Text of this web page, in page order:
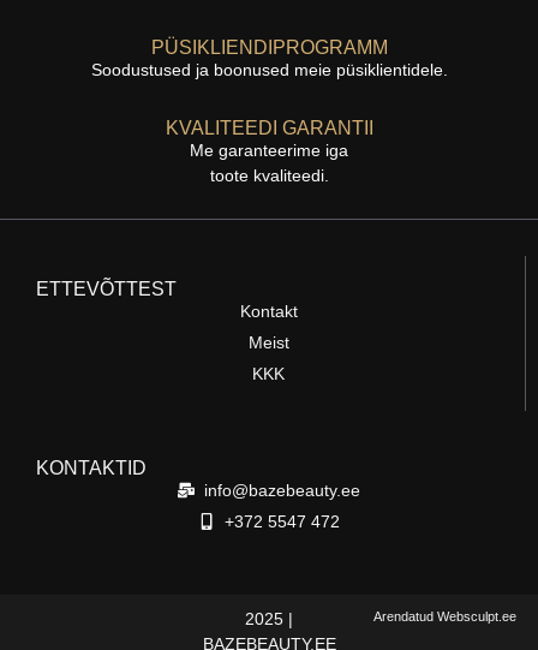
PÜSIKLIENDIPROGRAMM
Soodustused ja boonused meie püsiklientidele.
KVALITEEDI GARANTII
Me garanteerime iga
toote kvaliteedi.
ETTEVÕTTEST
Kontakt
Meist
KKK
KONTAKTID
info@bazebeauty.ee
+372 5547 472
2025 |
BAZEBEAUTY.EE
Arendatud Websculpt.ee